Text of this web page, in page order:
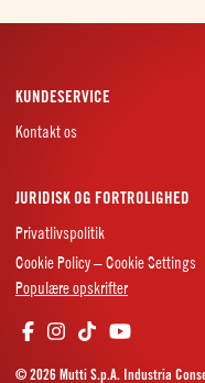
KUNDESERVICE
Kontakt os
JURIDISK OG FORTROLIGHED
Privatlivspolitik
Cookie Policy – Cookie Settings
Populære opskrifter
© 2026 Mutti S.p.A. Industria